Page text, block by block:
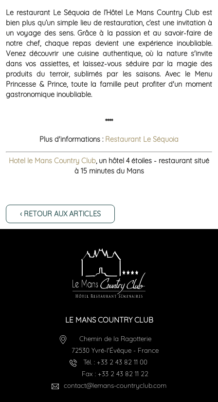
Le restaurant Le Séquoia de l’Hôtel Le Mans Country Club est
bien plus qu’un simple lieu de restauration, c’est une invitation à
un voyage des sens. Grâce à la passion et au savoir-faire de
notre chef, chaque repas devient une expérience inoubliable.
Venez découvrir une cuisine authentique, où la nature s'invite
dans vos assiettes, et laissez-vous séduire par la magie des
produits du terroir, sublimés par les saisons. Avec le Menu
Princesse & Prince, toute la famille peut profiter d'un moment
gastronomique inoubliable.
****
Plus d'informations : Restaurant Le Séquoia
Hotel le Mans Country Club, un hôtel 4 étoiles - restaurant situé
à 15 minutes du Mans
‹ RETOUR AUX ARTICLES
LE MANS COUNTRY CLUB
Chemin de la Ragotterie
72530 Yvré-l'Évêque - France
Tél. : +33 2 43 82 11 00
Fax : +33 2 43 82 11 22
contact@lemans-countryclub.com